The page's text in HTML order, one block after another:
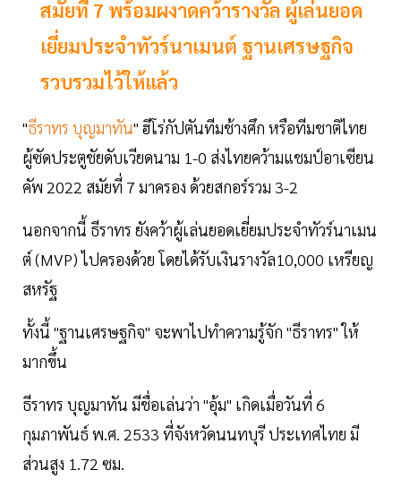
สมัยที่ 7 พร้อมผงาดคว้ารางวัล ผู้เล่นยอด
เยี่ยมประจำทัวร์นาเมนต์ ฐานเศรษฐกิจ
รวบรวมไว้ให้แล้ว
"ธีราทร บุญมาทัน" ฮีโร่กัปตันทีมช้างศึก หรือทีมชาติไทย
ผู้ซัดประตูชัยดับเวียดนาม 1-0 ส่งไทยคว้ามแชมป์อาเซียน
คัพ 2022 สมัยที่ 7 มาครอง ด้วยสกอร์รวม 3-2
นอกจากนี้ ธีราทร ยังคว้าผู้เล่นยอดเยี่ยมประจำทัวร์นาเมน
ต์ (MVP) ไปครองด้วย โดยได้รับเงินรางวัล10,000 เหรียญ
สหรัฐ
ทั้งนี้ "ฐานเศรษฐกิจ" จะพาไปทำความรู้จัก "ธีราทร" ให้
มากขึ้น
ธีราทร บุญมาทัน มีชื่อเล่นว่า "อุ้ม" เกิดเมื่อวันที่ 6
กุมภาพันธ์ พ.ศ. 2533 ที่จังหวัดนนทบุรี ประเทศไทย มี
ส่วนสูง 1.72 ซม.